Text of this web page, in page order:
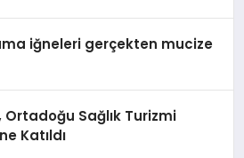
iğneleri gerçekten mucize
Ortadoğu Sağlık Turizmi
Katıldı